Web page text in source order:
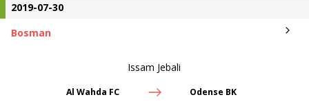
2019-07-30
Bosman
Issam Jebali
Al Wahda FC Odense BK